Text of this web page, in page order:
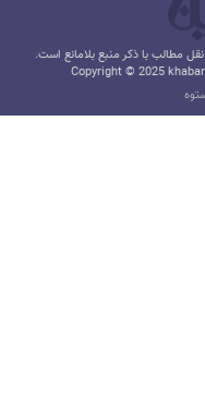
مطالب با ذکر منبع بلامانع است.
Copyright © 2025